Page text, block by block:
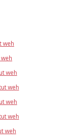
weh
weh
weh
weh
weh
weh